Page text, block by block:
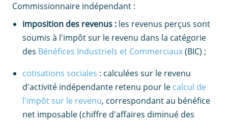
Commissionnaire indépendant :
imposition des revenus : les revenus perçus sont
soumis à l'impôt sur le revenu dans la catégorie
des Bénéfices Industriels et Commerciaux(BIC) ;
cotisations sociales : calculées sur le revenu
d'activité indépendante retenu pour le calcul de
l'impôt sur le revenu, correspondant au bénéfice
net imposable (chiffre d'affaires diminué des